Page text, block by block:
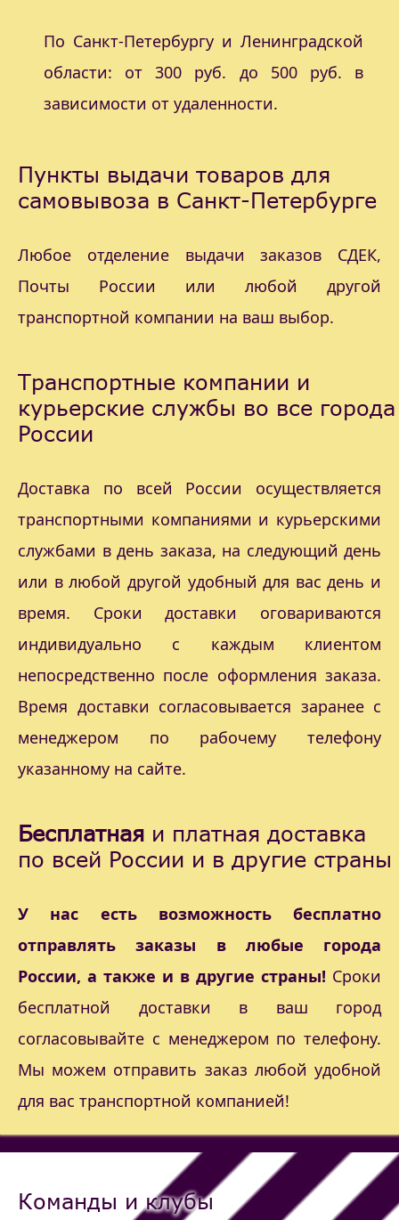
По Санкт-Петербургу и Ленинградской
области: от 300 руб. до 500 руб. в
зависимости от удаленности.
Пункты выдачи товаров для
самовывоза в Санкт-Петербурге
Любое отделение выдачи заказов СДЕК,
Почты России или любой другой
транспортной компании на ваш выбор.
Транспортные компании и
курьерские службы во все города
России
Доставка по всей России осуществляется
транспортными компаниями и курьерскими
службами в день заказа, на следующий день
или в любой другой удобный для вас день и
время. Сроки доставки оговариваются
индивидуально с каждым клиентом
непосредственно после оформления заказа.
Время доставки согласовывается заранее с
менеджером по рабочему телефону
указанному на сайте.
Бесплатная и платная доставка
по всей России и в другие страны
У нас есть возможность бесплатно
отправлять заказы в любые города
России, а также и в другие страны! Сроки
бесплатной доставки в ваш город
согласовывайте с менеджером по телефону.
Мы можем отправить заказ любой удобной
для вас транспортной компанией!
Команды и клубы